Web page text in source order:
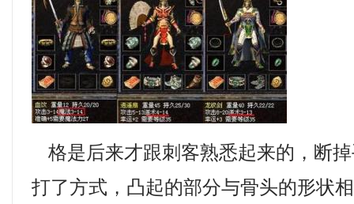
格是后来才跟刺客熟悉起来的，断
打了方式，凸起的部分与骨头的形状